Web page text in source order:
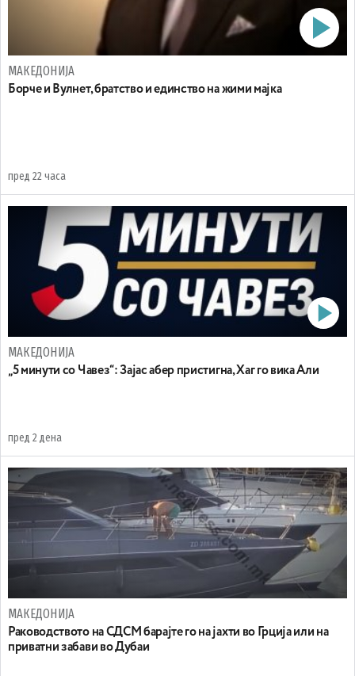
МАКЕДОНИЈА
Борче и Вулнет, братство и единство на жими мајка
пред 22 часа
МАКЕДОНИЈА
„5 минути со Чавез“: Зајас абер пристигна, Хаг го вика Али
пред 2 дена
МАКЕДОНИЈА
Раководството на СДСМ барајте го на јахти во Грција или на
приватни забави во Дубаи